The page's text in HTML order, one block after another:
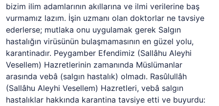
bizim ilim adamlarının akıllarına ve ilmi verilerine baş
vurmamız lazım. İşin uzmanı olan doktorlar ne tavsiye
ederlerse; mutlaka onu uygulamak gerek Salgın
hastalığın virüsünün bulaşmamasının en güzel yolu,
karantinadır. Peygamber Efendimiz (Sallâhu Aleyhi
Vesellem) Hazretlerinin zamanında Müslümanlar
arasında vebâ (salgın hastalık) olmadı. Rasûlullâh
(Sallâhu Aleyhi Vesellem) Hazretleri, vebâ salgın
hastalıklar hakkında karantina tavsiye etti ve buyurdu: